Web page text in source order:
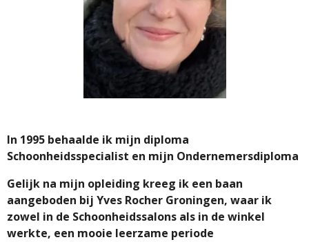
In 1995 behaalde ik mijn diploma
Schoonheidsspecialist en mijn Ondernemersdiploma
Gelijk na mijn opleiding kreeg ik een baan
aangeboden bij Yves Rocher Groningen, waar ik
zowel in de Schoonheidssalons als in de winkel
werkte, een mooie leerzame periode